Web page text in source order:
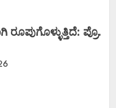
ರೂಪುಗೊಳ್ಳುತ್ತಿದೆ: ಪ್ರೊ.